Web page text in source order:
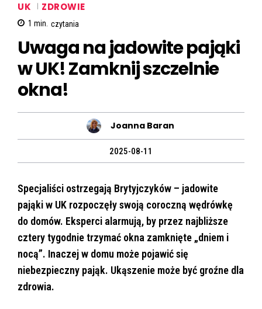
UK ZDROWIE
1 min. czytania
Uwaga na jadowite pająki
w UK! Zamknij szczelnie
okna!
Joanna Baran
2025-08-11
Specjaliści ostrzegają Brytyjczyków – jadowite
pająki w UK rozpoczęły swoją coroczną wędrówkę
do domów. Eksperci alarmują, by przez najbliższe
cztery tygodnie trzymać okna zamknięte „dniem i
nocą”. Inaczej w domu może pojawić się
niebezpieczny pająk. Ukąszenie może być groźne dla
zdrowia.